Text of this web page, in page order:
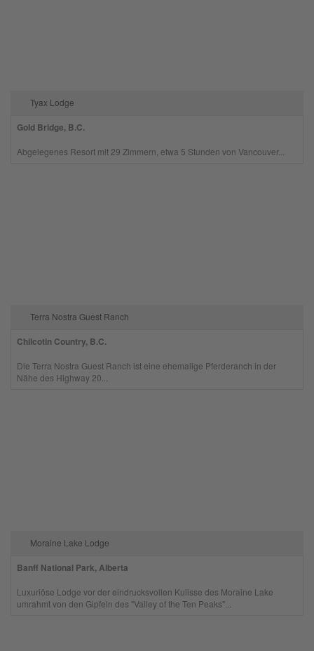
Tyax Lodge
Gold Bridge, B.C.
Abgelegenes Resort mit 29 Zimmern, etwa 5 Stunden von Vancouver...
Terra Nostra Guest Ranch
Chilcotin Country, B.C.
Die Terra Nostra Guest Ranch ist eine ehemalige Pferderanch in der
Nähe des Highway 20...
Moraine Lake Lodge
Banff National Park, Alberta
Luxuriöse Lodge vor der eindrucksvollen Kulisse des Moraine Lake
umrahmt von den Gipfeln des "Valley of the Ten Peaks"...